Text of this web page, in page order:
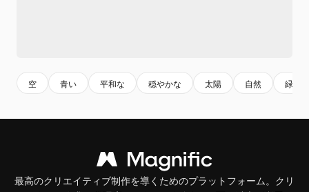
空 青い 平和な 穏やかな 太陽 自然 緑
最高のクリエイティブ制作を導くためのプラットフォーム。クリ